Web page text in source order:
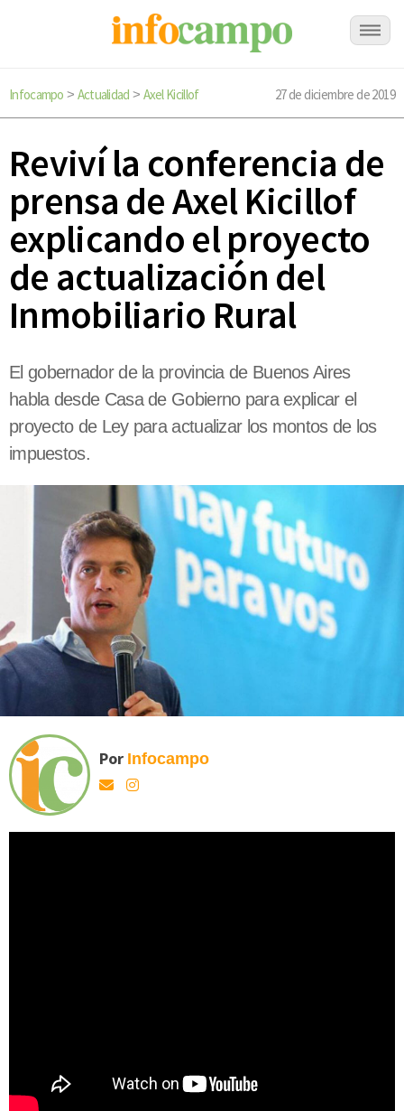
Infocampo > Actualidad > Axel Kicillof 27 de diciembre de 2019
Reviví la conferencia de
prensa de Axel Kicillof
explicando el proyecto
de actualización del
Inmobiliario Rural
El gobernador de la provincia de Buenos Aires
habla desde Casa de Gobierno para explicar el
proyecto de Ley para actualizar los montos de los
impuestos.
Por Infocampo